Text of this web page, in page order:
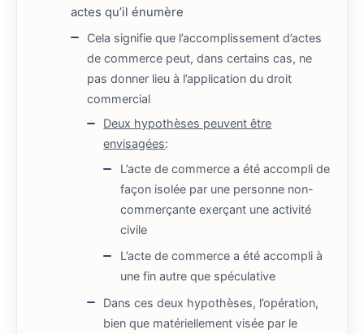
actes qu’il énumère
Cela signifie que l’accomplissement d’actes
de commerce peut, dans certains cas, ne
pas donner lieu à l’application du droit
commercial
Deux hypothèses peuvent être
envisagées:
L’acte de commerce a été accompli de
façon isolée par une personne non-
commerçante exerçant une activité
civile
L’acte de commerce a été accompli à
une fin autre que spéculative
Dans ces deux hypothèses, l’opération,
bien que matériellement visée par le